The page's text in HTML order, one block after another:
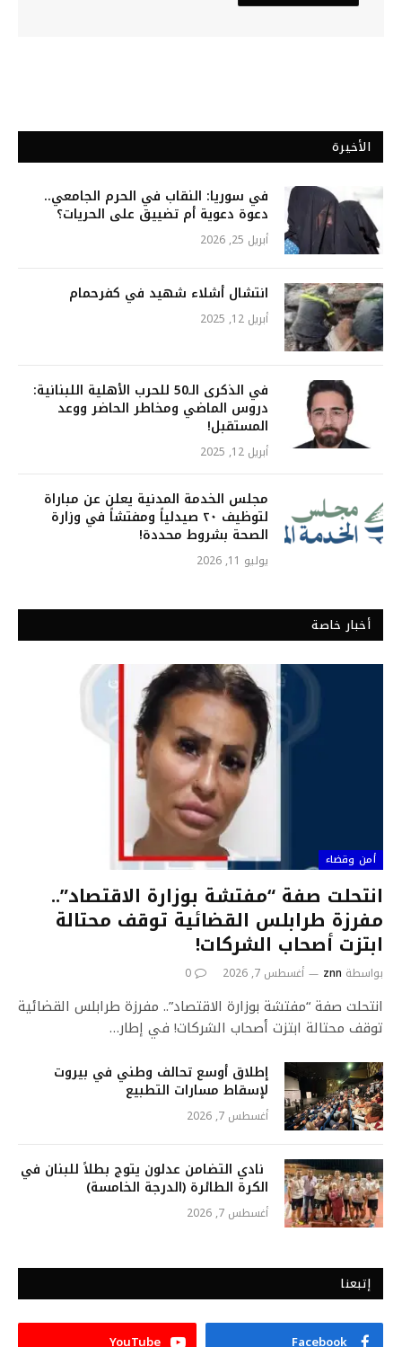
الأخيرة
في سوريا: النقاب في الحرم الجامعي..
دعوة دعوية أم تضييق على الحريات؟
أبريل 25, 2026
انتشال أشلاء شهيد في كفرحمام
أبريل 12, 2025
في الذكرى الـ50 للحرب الأهلية اللبنانية:
دروس الماضي ومخاطر الحاضر ووعد
المستقبل!
أبريل 12, 2025
مجلس الخدمة المدنية يعلن عن مباراة
لتوظيف ٢٠ صيدلياً ومفتشاً في وزارة
الصحة بشروط محددة!
يوليو 11, 2026
أخبار خاصة
أمن وقضاء
انتحلت صفة “مفتشة بوزارة الاقتصاد”..
مفرزة طرابلس القضائية توقف محتالة
ابتزت أصحاب الشركات!
بواسطة znn أغسطس 7, 2026 0
انتحلت صفة “مفتشة بوزارة الاقتصاد”.. مفرزة طرابلس القضائية
توقف محتالة ابتزت أصحاب الشركات! في إطار…
إطلاق أوسع تحالف وطني في بيروت
لإسقاط مسارات التطبيع
أغسطس 7, 2026
نادي التضامن عدلون يتوج بطلاً للبنان في
الكرة الطائرة (الدرجة الخامسة)
أغسطس 7, 2026
إتبعنا
Facebook
YouTube